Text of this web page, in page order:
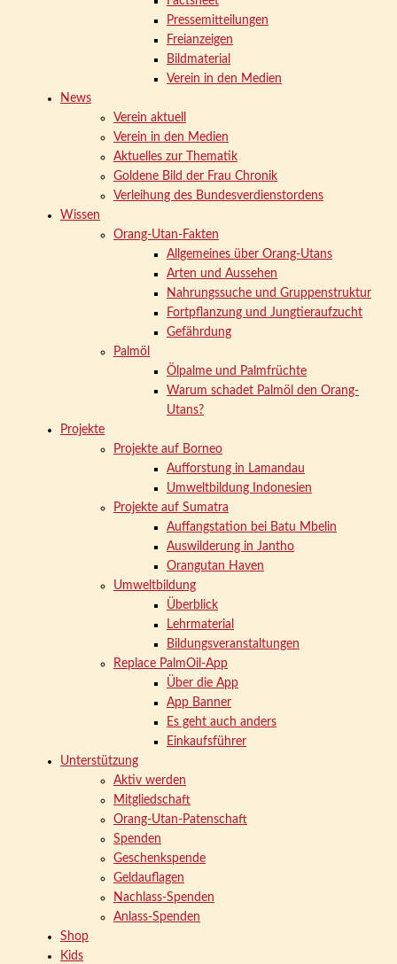
Pressemitteilungen
Freianzeigen
Bildmaterial
Verein in den Medien
News
Verein aktuell
Verein in den Medien
Aktuelles zur Thematik
Goldene Bild der Frau Chronik
Verleihung des Bundesverdienstordens
Wissen
Orang-Utan-Fakten
Allgemeines über Orang-Utans
Arten und Aussehen
Nahrungssuche und Gruppenstruktur
Fortpflanzung und Jungtieraufzucht
Gefährdung
Palmöl
Ölpalme und Palmfrüchte
Warum schadet Palmöl den Orang-
Utans?
Projekte
Projekte auf Borneo
Aufforstung in Lamandau
Umweltbildung Indonesien
Projekte auf Sumatra
Auffangstation bei Batu Mbelin
Auswilderung in Jantho
Orangutan Haven
Umweltbildung
Überblick
Lehrmaterial
Bildungsveranstaltungen
Replace PalmOil-App
Über die App
App Banner
Es geht auch anders
Einkaufsführer
Unterstützung
Aktiv werden
Mitgliedschaft
Orang-Utan-Patenschaft
Spenden
Geschenkspende
Geldauflagen
Nachlass-Spenden
Anlass-Spenden
Shop
Kids